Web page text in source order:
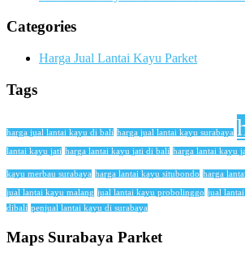
Categories
Harga Jual Lantai Kayu Parket
Tags
harga jual lantai kayu di bali harga jual lantai kayu surabaya
lantai kayu jati harga lantai kayu jati di bali harga lantai kayu
kayu merbau surabaya harga lantai kayu situbondo harga
jual lantai kayu malang jual lantai kayu probolinggo jual
dibali penjual lantai kayu di surabaya
Maps Surabaya Parket